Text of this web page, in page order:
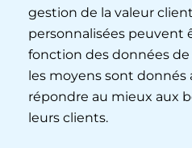
gestion de la valeur
personnalisées peuvent
fonction des données
les moyens sont donnés
répondre au mieux aux
leurs clients.